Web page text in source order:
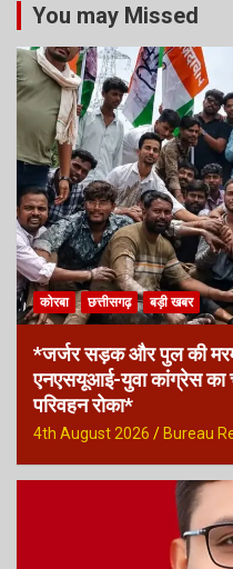
You may Missed
कोरबा छत्तीसगढ़ बड़ी खबर
*जर्जर सड़क और पुल की
एनएसयूआई-युवा कांग्रेस का
परिवहन रोका*
4th August 2026 Bureau